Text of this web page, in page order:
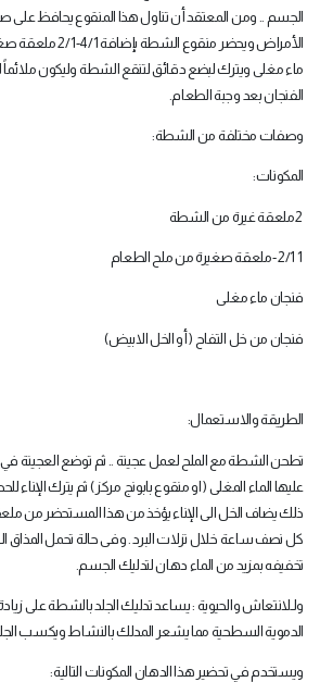
الجسم .. ومن المعتقد أن تناول هذا المنقوع يحافظ على
الأمراض ويحضر
ماء مغلى ويترك لبضع دقائق لتنقع الشطة وليكون
الفنجان بعد وجبة الطعام
وصفات مختلفة من الشطة:
المكونات:
2ملعقة غيرة من الشطة
- 2/1 1ملعقة صغيرة من ملح الطعام
فنجان ماء مغلى
فنجان من خل التفاح ( أو الخل الابيض)
الطريقة والاستعمال:
تطحن الشطة مع الملح لعمل عجينة .. ثم توضع العجينة
عليها الماء المغلى ( او منقوع بابونج مركز ) ثم يترك الإناء
ذلك يضاف الخل الى الإناء يؤخذ من هذا المستحضر من
كل نصف ساعة خلال نزلات البرد . وفى حالة تحمل المذاق
تخفيفه بمزيد من الماء دهان لتدليك الجسم
ولـلانتعاش والحيوية : يساعد تدليك الجلد بالشطة على
الدموية السطحية مما يشعر المدلك بالنشاط ويكسب
ويستخدم في تحضير هذا الدهان المكونات التالية: